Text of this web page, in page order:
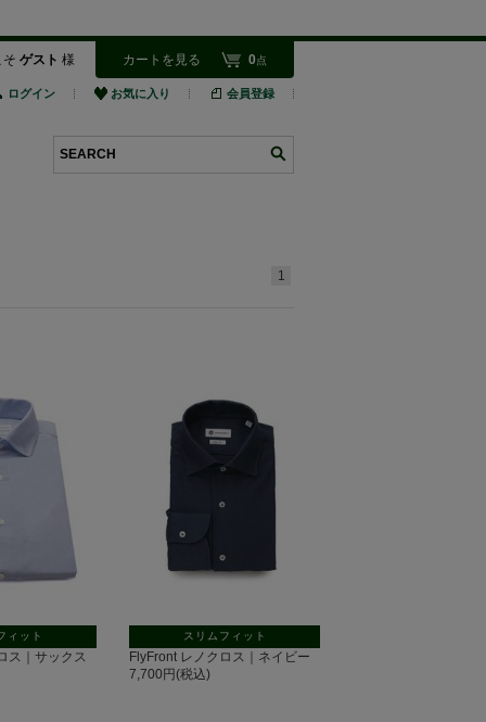
そ ゲスト 様 カートを見る 0点
ログイン お気に入り 会員登録
1
ィット
ス｜サックス
スリムフィット
FlyFront レノクロス｜ネイビー
7,700円(税込)